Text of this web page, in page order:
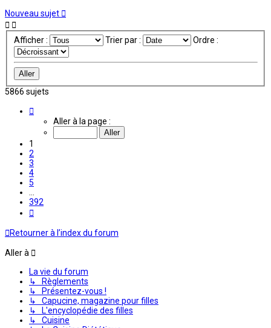
Nouveau sujet
Afficher : Trier par : Ordre :
5866 sujets
Aller à la page :
1
2
3
4
5
392
Retourner à l’index du forum
Aller à
La vie du forum
↳ Règlements
↳ Présentez-vous !
↳ Capucine, magazine pour filles
↳ L'encyclopédie des filles
↳ Cuisine